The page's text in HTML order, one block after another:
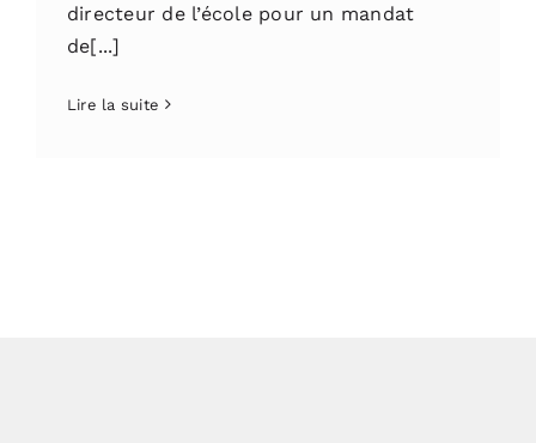
directeur de l’école pour un mandat
de[...]
Lire la suite